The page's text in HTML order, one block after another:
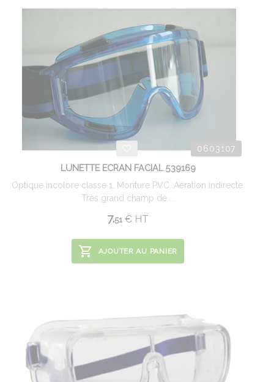
0603107
LUNETTE ECRAN FACIAL 539169
Optique incolore classe 1. Monture PVC. Aération indirecte.
Très grand champ de ...
7.51 € HT
AJOUTER AU PANIER